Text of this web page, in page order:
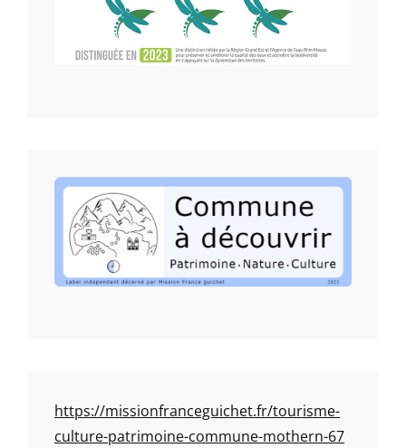
https://missionfranceguichet.fr/tourisme-
culture-patrimoine-commune-mothern-67